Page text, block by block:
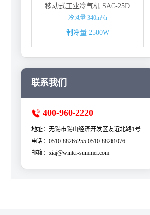
移动式工业冷气机 SAC-25D
冷风量 340m³/h
制冷量 2500W
联系我们
400-960-2220
地址：无锡市锡山经济开发区友谊北路1号
电话：0510-88265255 0510-88261076
邮箱：xiaj@winter-summer.com